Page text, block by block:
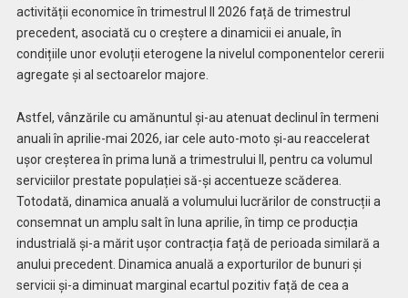
activității economice în trimestrul II 2026 față de trimestrul
precedent, asociată cu o creștere a dinamicii ei anuale, în
condițiile unor evoluții eterogene la nivelul componentelor cererii
agregate și al sectoarelor majore.
Astfel, vânzările cu amă­nuntul și-au atenuat declinul în termeni
anuali în aprilie-mai 2026, iar cele auto-moto și-au reaccelerat
ușor creșterea în prima lună a trimestrului II, pentru ca volumul
serviciilor prestate populației să-și accentueze scăderea.
Totodată, dinamica anuală a volumului lucrărilor de construcții a
consemnat un amplu salt în luna aprilie, în timp ce producția
industrială și-a mărit ușor contracția față de perioada similară a
anului precedent. Dinamica anuală a exporturilor de bunuri și
servicii și-a diminuat marginal ecartul pozitiv față de cea a